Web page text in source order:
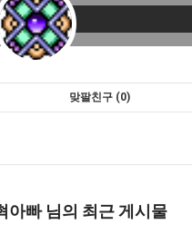
맞팔친구 (0)
아빠 님의 최근 게시물